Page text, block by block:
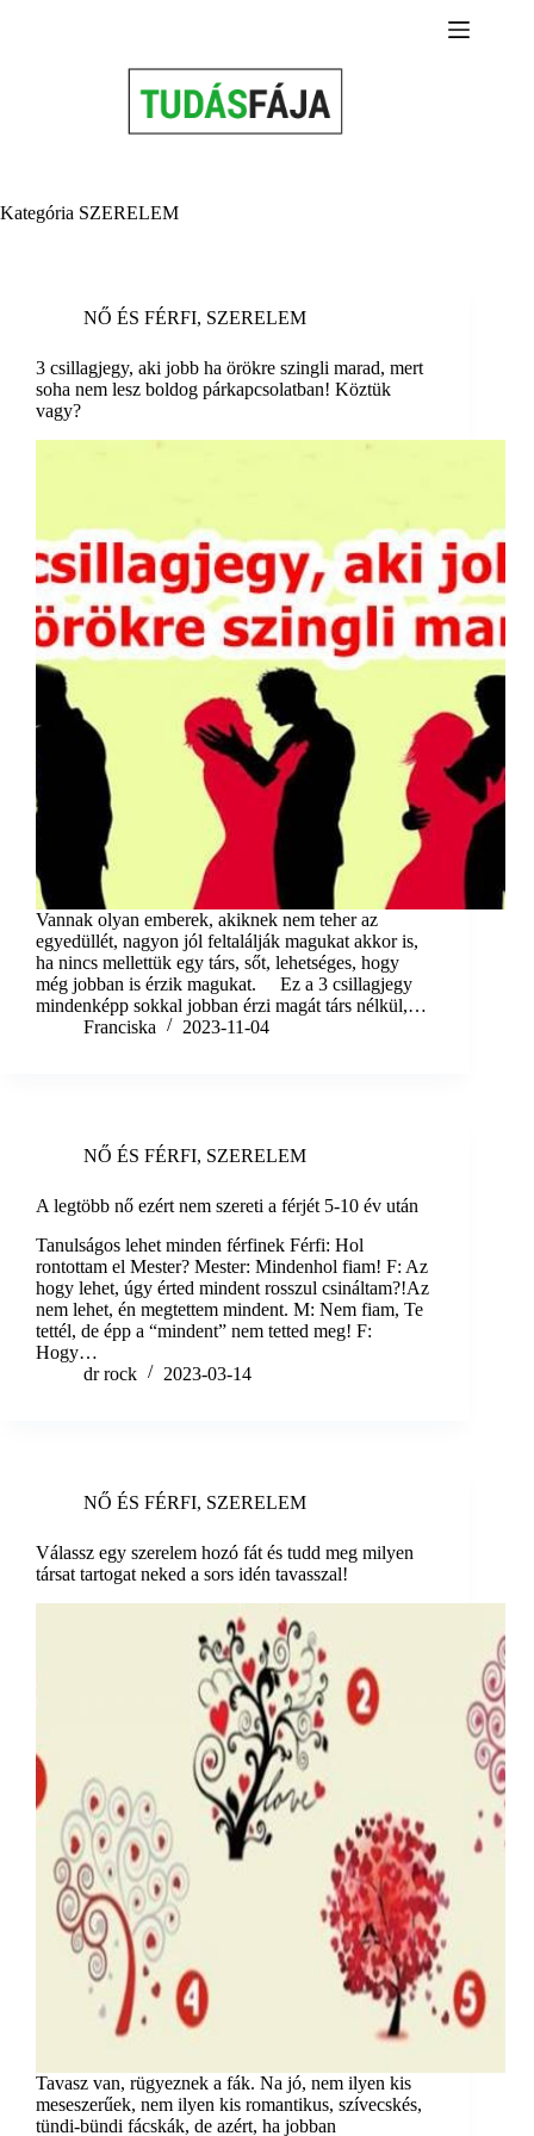
Kategória SZERELEM
NŐ ÉS FÉRFI, SZERELEM
3 csillagjegy, aki jobb ha örökre szingli marad, mert
soha nem lesz boldog párkapcsolatban! Köztük
vagy?
Vannak olyan emberek, akiknek nem teher az
egyedüllét, nagyon jól feltalálják magukat akkor is,
ha nincs mellettük egy társ, sőt, lehetséges, hogy
még jobban is érzik magukat. Ez a 3 csillagjegy
mindenképp sokkal jobban érzi magát társ nélkül,…
Franciska
2023-11-04
NŐ ÉS FÉRFI, SZERELEM
A legtöbb nő ezért nem szereti a férjét 5-10 év után
Tanulságos lehet minden férfinek Férfi: Hol
rontottam el Mester? Mester: Mindenhol fiam! F: Az
hogy lehet, úgy érted mindent rosszul csináltam?!Az
nem lehet, én megtettem mindent. M: Nem fiam, Te
tettél, de épp a “mindent” nem tetted meg! F:
Hogy…
dr rock
2023-03-14
NŐ ÉS FÉRFI, SZERELEM
Válassz egy szerelem hozó fát és tudd meg milyen
társat tartogat neked a sors idén tavasszal!
Tavasz van, rügyeznek a fák. Na jó, nem ilyen kis
meseszerűek, nem ilyen kis romantikus, szívecskés,
tündi-bündi fácskák, de azért, ha jobban